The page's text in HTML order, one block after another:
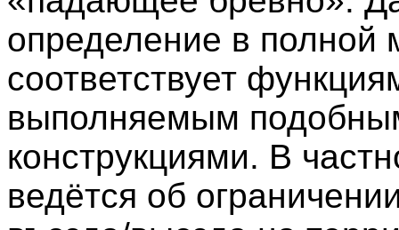
определение в полной
соответствует
выполняемым
конструкциями. В
ведётся об